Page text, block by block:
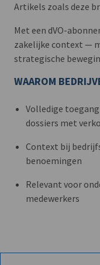
Artikels zoals deze
Met een dVO-
zakelijke context —
strategische
WAAROM
Volledige
dossiers met
Context bij
benoemingen
Relevant voor
medewerkers